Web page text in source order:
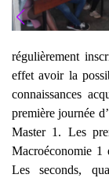
régulièrement
effet avoir la
connaissances
première journée
Master 1. Les
Macroéconomie 1
Les seconds, q